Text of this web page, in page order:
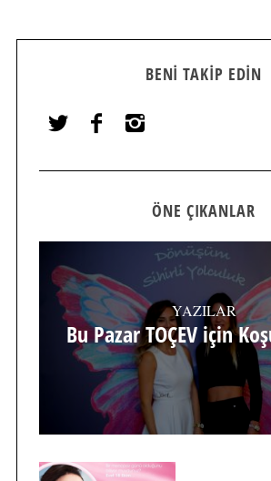
BENI TAKIP EDIN
ÖNE ÇIKANLAR
YAZILAR
Bu Pazar TOÇEV için